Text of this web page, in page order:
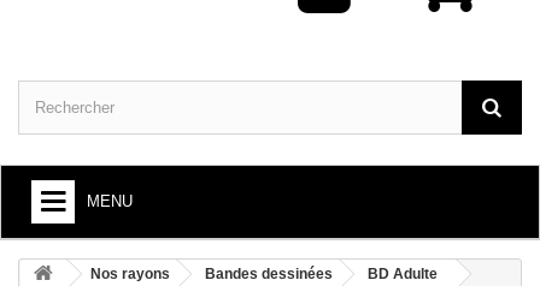
MENU
+
ARTS ET SOCIÉTÉ
Nos rayons Bandes dessinées
BD Adulte